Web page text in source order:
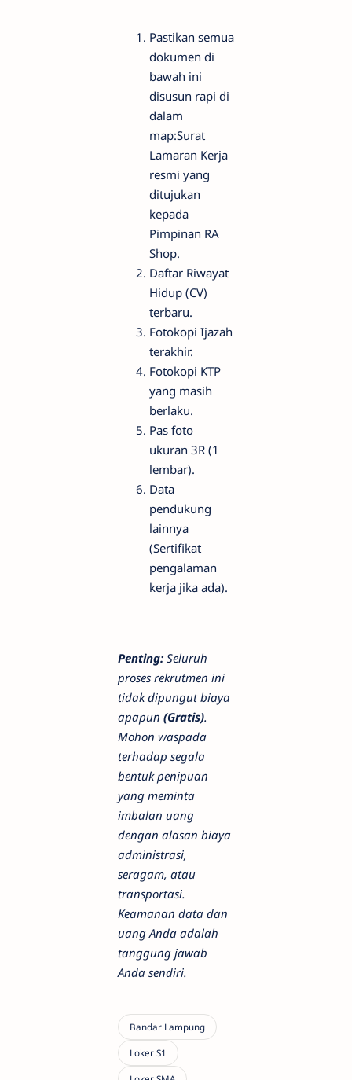
Pastikan semua
dokumen di
bawah ini
disusun rapi di
dalam
map:Surat
Lamaran Kerja
resmi yang
ditujukan
kepada
Pimpinan RA
Shop.
Daftar Riwayat
Hidup (CV)
terbaru.
Fotokopi Ijazah
terakhir.
Fotokopi KTP
yang masih
berlaku.
Pas foto
ukuran 3R (1
lembar).
Data
pendukung
lainnya
(Sertifikat
pengalaman
kerja jika ada).
Penting: Seluruh
proses rekrutmen ini
tidak dipungut biaya
apapun (Gratis).
Mohon waspada
terhadap segala
bentuk penipuan
yang meminta
imbalan uang
dengan alasan biaya
administrasi,
seragam, atau
transportasi.
Keamanan data dan
uang Anda adalah
tanggung jawab
Anda sendiri.